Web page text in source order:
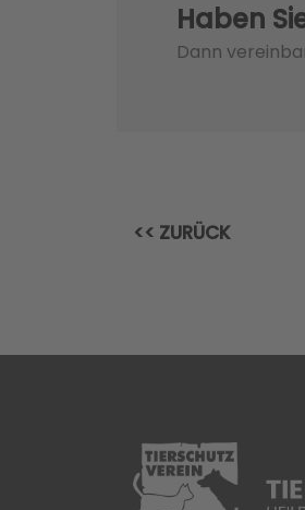
Haben
Dann
<< ZURÜCK